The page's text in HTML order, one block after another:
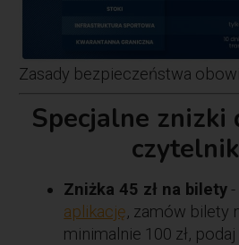
Zasady bezpieczeństwa
Specjalne znizki
Zniżka 45 zł na bilety
aplikację, zamów bilety
minimalnie 100 zł, podaj